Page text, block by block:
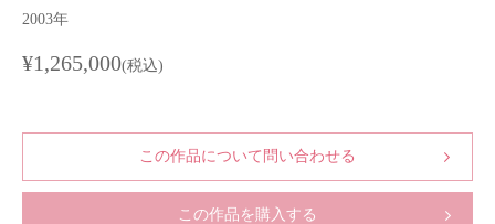
2003年
¥1,265,000(税込)
この作品について問い合わせる
この作品を購入する